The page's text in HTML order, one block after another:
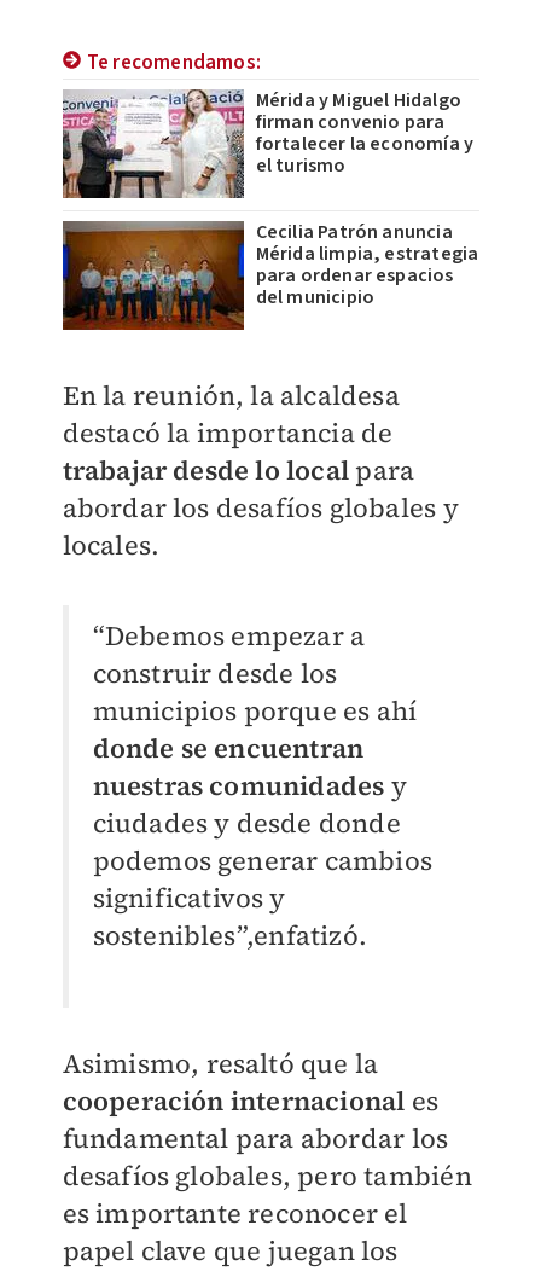
Te recomendamos:
Mérida y Miguel Hidalgo
firman convenio para
fortalecer la economía y
el turismo
Cecilia Patrón anuncia
Mérida limpia, estrategia
para ordenar espacios
del municipio
En la reunión, la alcaldesa
destacó la importancia de
trabajar desde lo local para
abordar los desafíos globales y
locales.
“Debemos empezar a
construir desde los
municipios porque es ahí
donde se encuentran
nuestras comunidades y
ciudades y desde donde
podemos generar cambios
significativos y
sostenibles”,enfatizó.
Asimismo, resaltó que la
cooperación internacional es
fundamental para abordar los
desafíos globales, pero también
es importante reconocer el
papel clave que juegan los